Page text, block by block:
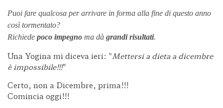
Puoi fare qualcosa per arrivare in forma alla fine di questo anno
così tormentato?
Richiede poco impegno ma dà grandi risultati.
Una Yogina mi diceva ieri: "Mettersi a dieta a dicembre
è impossibile!!!"
Certo, non a Dicembre, prima!!!
Comincia oggi!!!